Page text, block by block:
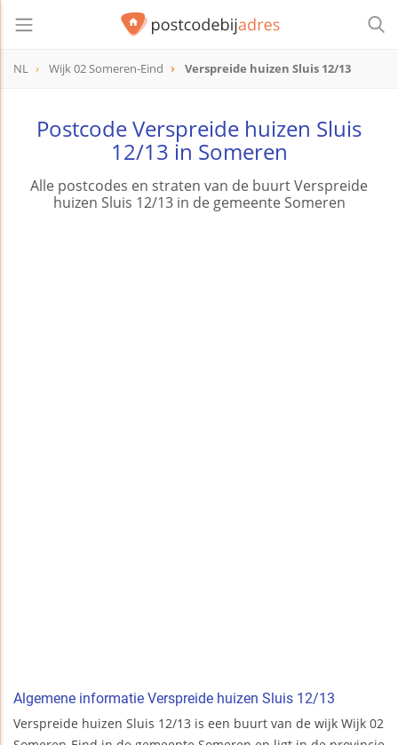
NL Wijk 02 Someren-Eind Verspreide huizen Sluis 12/13
Postcode Verspreide huizen Sluis
12/13 in Someren
Alle postcodes en straten van de buurt Verspreide
huizen Sluis 12/13 in de gemeente Someren
Algemene informatie Verspreide huizen Sluis 12/13
Verspreide huizen Sluis 12/13 is een buurt van de wijk Wijk 02